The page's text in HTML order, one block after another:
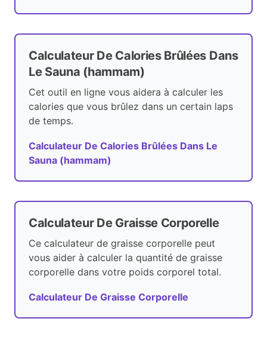
Calculateur De Calories Brûlées Dans
Le Sauna (hammam)
Cet outil en ligne vous aidera à calculer les
calories que vous brûlez dans un certain laps
de temps.
Calculateur De Calories Brûlées Dans Le
Sauna (hammam)
Calculateur De Graisse Corporelle
Ce calculateur de graisse corporelle peut
vous aider à calculer la quantité de graisse
corporelle dans votre poids corporel total.
Calculateur De Graisse Corporelle